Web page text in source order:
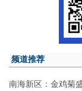
频道推荐
南海新区：金鸡菊